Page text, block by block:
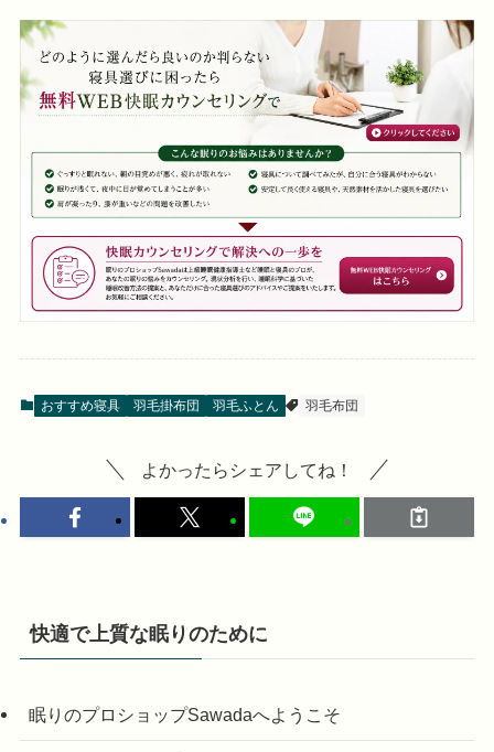
おすすめ寝具 羽毛掛布団 羽毛ふとん 羽毛布団
よかったらシェアしてね！
快適で上質な眠りのために
眠りのプロショップSawadaへようこそ